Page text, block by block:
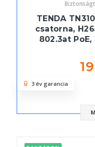
TENDA
csatorna,
802.3at PoE,
3 év garancia